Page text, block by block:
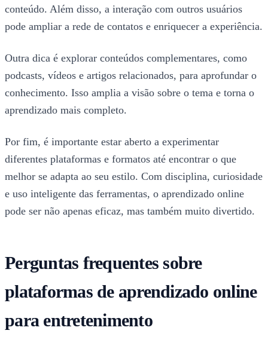
conteúdo. Além disso, a interação com outros usuários
pode ampliar a rede de contatos e enriquecer a experiência.
Outra dica é explorar conteúdos complementares, como
podcasts, vídeos e artigos relacionados, para aprofundar o
conhecimento. Isso amplia a visão sobre o tema e torna o
aprendizado mais completo.
Por fim, é importante estar aberto a experimentar
diferentes plataformas e formatos até encontrar o que
melhor se adapta ao seu estilo. Com disciplina, curiosidade
e uso inteligente das ferramentas, o aprendizado online
pode ser não apenas eficaz, mas também muito divertido.
Perguntas frequentes sobre
plataformas de aprendizado online
para entretenimento